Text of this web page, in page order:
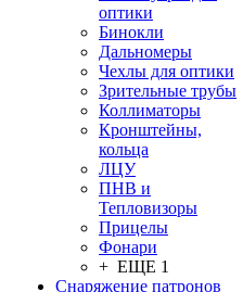
оптики
Бинокли
Дальномеры
Чехлы для оптики
Зрительные трубы
Коллиматоры
Кронштейны,
кольца
ЛЦУ
ПНВ и
Тепловизоры
Прицелы
Фонари
+ ЕЩЕ 1
Снаряжение патронов